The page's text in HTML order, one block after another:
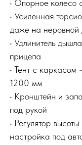
• Опорное колесо
• Усиленная
даже на неровной
• Удлинитель
прицепа
• Тент с
1200 мм
• Кронштейн и
под рукой
• Регулятор
настройка под